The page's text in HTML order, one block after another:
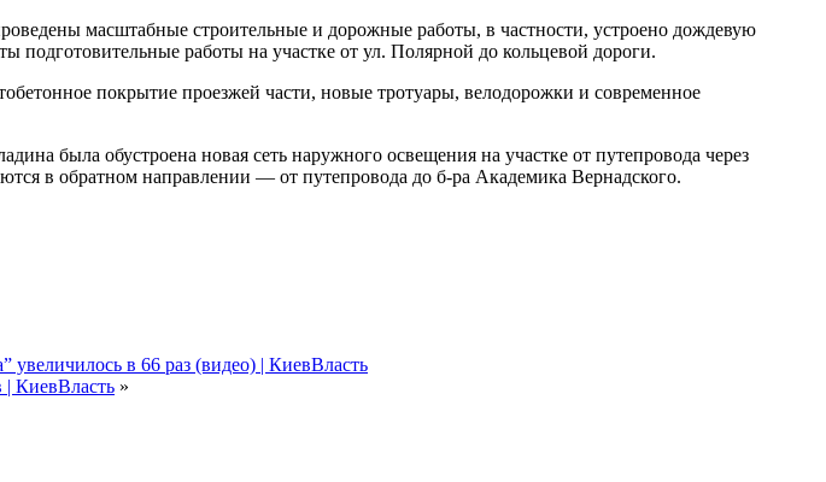
масштабные строительные и дорожные работы, в частности, устроено дождевую
подготовительные работы на участке от ул. Полярной до кольцевой дороги.
покрытие проезжей части, новые тротуары, велодорожки и современное
была обустроена новая сеть наружного освещения на участке от путепровода через
в обратном направлении — от путепровода до б-ра Академика Вернадского.
увеличилось в 66 раз (видео) | КиевВласть
| КиевВласть »